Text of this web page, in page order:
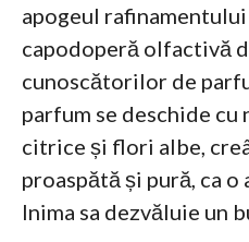
apogeul
capodoperă olfactivă
cunoscătorilor de
parfum se deschide
citrice și flori albe,
proaspătă și pură, ca
Inima sa dezvăluie un